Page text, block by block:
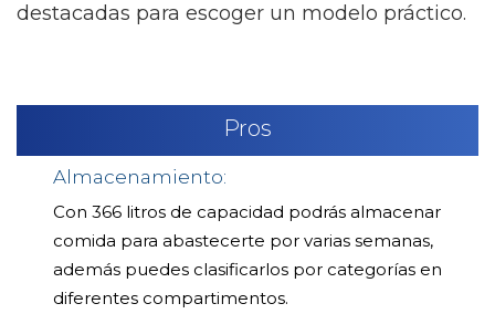
destacadas para escoger un modelo práctico.
Pros
Almacenamiento:
Con 366 litros de capacidad podrás almacenar
comida para abastecerte por varias semanas,
además puedes clasificarlos por categorías en
diferentes compartimentos.